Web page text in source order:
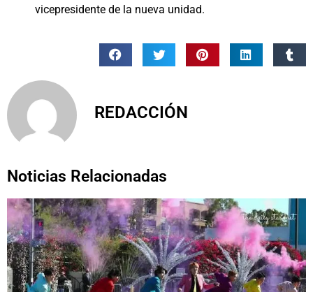
vicepresidente de la nueva unidad.
REDACCIÓN
Noticias Relacionadas